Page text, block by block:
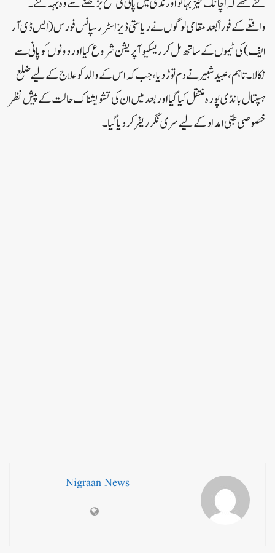
واقعے کے فوراً بعد مقامی لوگوں نے ریاستی ڈیزاسٹر رسپانس فورس(ایس ڈی آر
ایف)کی ٹیموں کے ساتھ مل کر ریسکیو آپریشن شروع کیا اور دونوں کو پانی سے
نکالا۔تاہم، عبید شبیر نے دم توڑ دیا، جب کہ اس کے والد کو علاج کے لیے ضلع
ہسپتال بانڈی پورہ منتقل کیا گیا اور بعد میں ان کی تشویشناک حالت کے پیش نظر
خصوصی طبی امداد کے لیے سری نگر ریفر کر دیا گیا۔
Nigraan News